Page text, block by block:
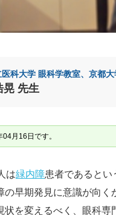
科大学 眼科学教室、京都
晃 先生
月16日です。
は緑内障患者であるとい
の早期発見に意識が向
状を変えるべく、眼科